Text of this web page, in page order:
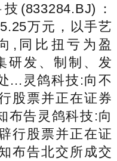
(833284.BJ)：
万元，以手艺
,同比扭亏为盈
研发、制制、发
...灵鸽科技:向不
股票并正在证券
布告灵鸽科技:向
行股票并正在证
布告北交所成交